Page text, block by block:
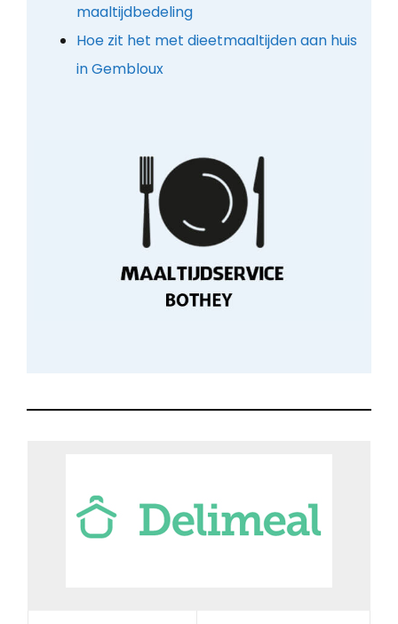
maaltijdbedeling
Hoe zit het met dieetmaaltijden aan huis
in Gembloux